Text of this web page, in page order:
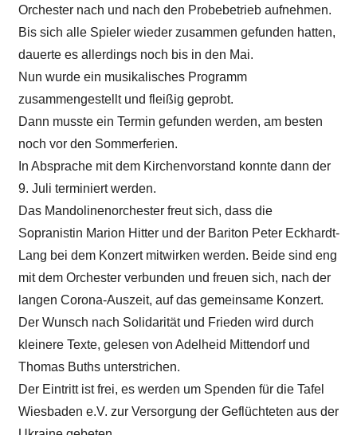
Orchester nach und nach den Probebetrieb aufnehmen.
Bis sich alle Spieler wieder zusammen gefunden hatten,
dauerte es allerdings noch bis in den Mai.
Nun wurde ein musikalisches Programm
zusammengestellt und fleißig geprobt.
Dann musste ein Termin gefunden werden, am besten
noch vor den Sommerferien.
In Absprache mit dem Kirchenvorstand konnte dann der
9. Juli terminiert werden.
Das Mandolinenorchester freut sich, dass die
Sopranistin Marion Hitter und der Bariton Peter Eckhardt-
Lang bei dem Konzert mitwirken werden. Beide sind eng
mit dem Orchester verbunden und freuen sich, nach der
langen Corona-Auszeit, auf das gemeinsame Konzert.
Der Wunsch nach Solidarität und Frieden wird durch
kleinere Texte, gelesen von Adelheid Mittendorf und
Thomas Buths unterstrichen.
Der Eintritt ist frei, es werden um Spenden für die Tafel
Wiesbaden e.V. zur Versorgung der Geflüchteten aus der